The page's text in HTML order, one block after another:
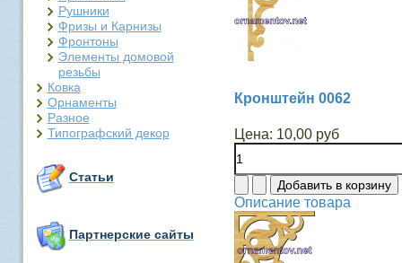
Рушники
Фризы и Карнизы
Фронтоны
Элементы домовой
резьбы
Ковка
Орнаменты
Разное
Типографский декор
Статьи
Партнерские сайты
Кронштейн 0062
Цена: 10,00 руб
Описание товара